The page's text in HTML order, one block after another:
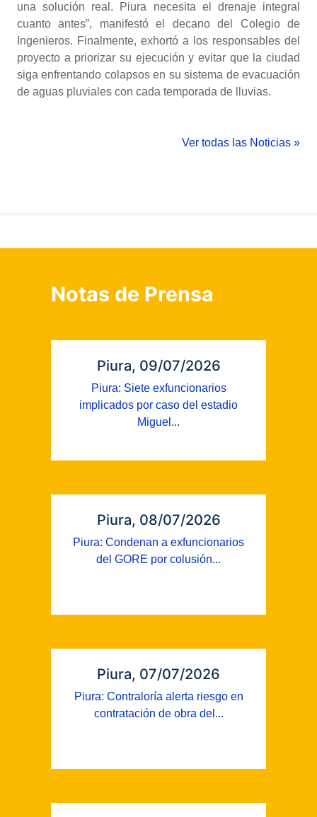
una solución real. Piura necesita el drenaje integral
cuanto antes”, manifestó el decano del Colegio de
Ingenieros. Finalmente, exhortó a los responsables del
proyecto a priorizar su ejecución y evitar que la ciudad
siga enfrentando colapsos en su sistema de evacuación
de aguas pluviales con cada temporada de lluvias.
Ver todas las Noticias »
Notas de Prensa
Piura, 09/07/2026
Piura: Siete exfuncionarios
implicados por caso del estadio
Miguel...
Piura, 08/07/2026
Piura: Condenan a exfuncionarios
del GORE por colusión...
Piura, 07/07/2026
Piura: Contraloría alerta riesgo en
contratación de obra del...